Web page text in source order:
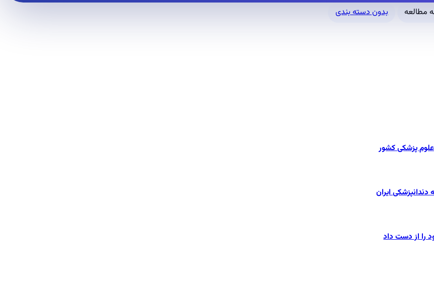
بدون دسته بندی
پزشکی کشور
ایران
را از دست داد